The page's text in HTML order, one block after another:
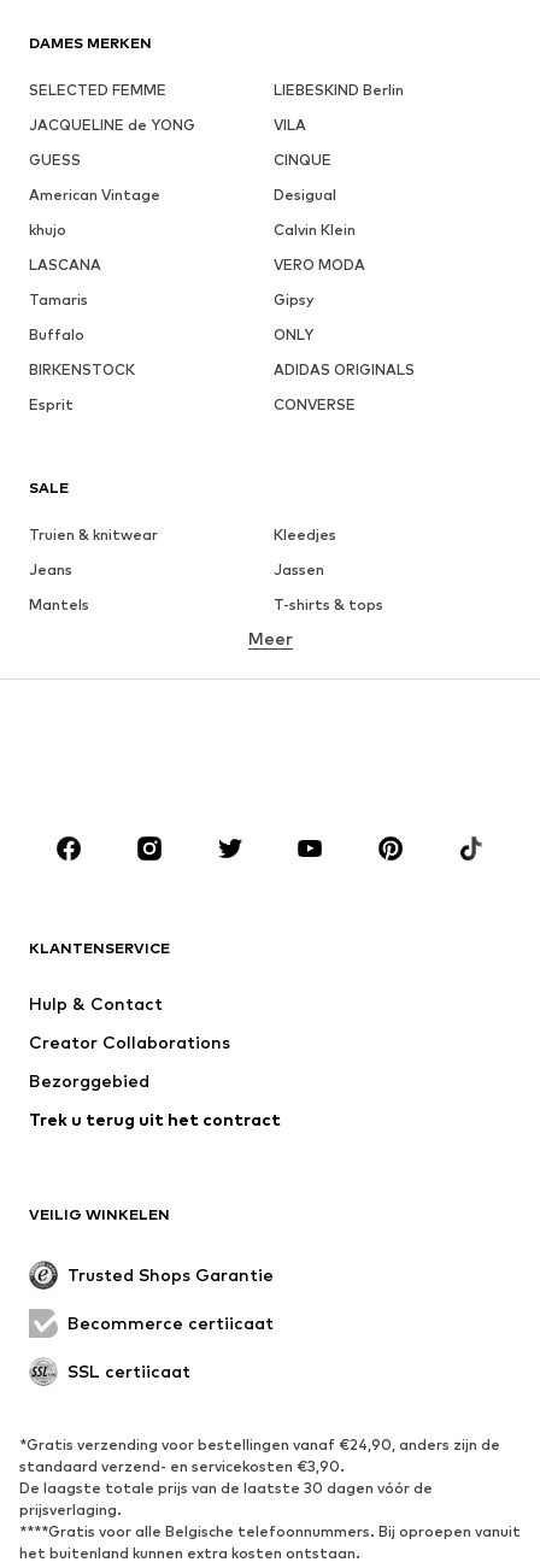
DAMES MERKEN
SELECTED FEMME
LIEBESKIND Berlin
JACQUELINE de YONG
VILA
GUESS
CINQUE
American Vintage
Desigual
khujo
Calvin Klein
LASCANA
VERO MODA
Tamaris
Gipsy
Buffalo
ONLY
BIRKENSTOCK
ADIDAS ORIGINALS
Esprit
CONVERSE
SALE
Truien & knitwear
Kleedjes
Jeans
Jassen
Mantels
T-shirts & tops
Ondergoed
Accessoires
Premium
Nieuw
Ondergoed
Mantels
Rokken
Evenementen
SCHOENEN
Sneakers
Enkellaarsjes
Pumps & hakken
Laarzen
Sandalen
Sportschoenen
Ballerina's
Meer
KLANTENSERVICE
Hulp & Contact
Creator Collaborations
Bezorggebied
Trek u terug uit het contract
VEILIG WINKELEN
Trusted Shops Garantie
Becommerce certificaat
SSL certificaat
*Gratis verzending voor bestellingen vanaf €24,90, anders zijn de
standaard verzend- en servicekosten €3,90.
De laagste totale prijs van de laatste 30 dagen vóór de
prijsverlaging.
****Gratis voor alle Belgische telefoonnummers. Bij oproepen vanuit
het buitenland kunnen extra kosten ontstaan.